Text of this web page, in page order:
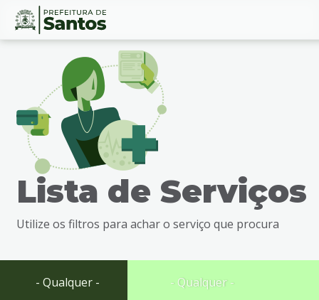
Ir
busca
Ir
Conteúdo
Lista de Serviços
Utilize os filtros para achar o serviço que procura
- Qualquer - - Qualquer -